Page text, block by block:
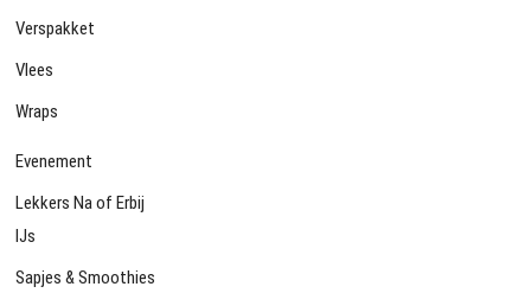
Verspakket
Vlees
Wraps
Evenement
Lekkers Na of Erbij
IJs
Sapjes & Smoothies